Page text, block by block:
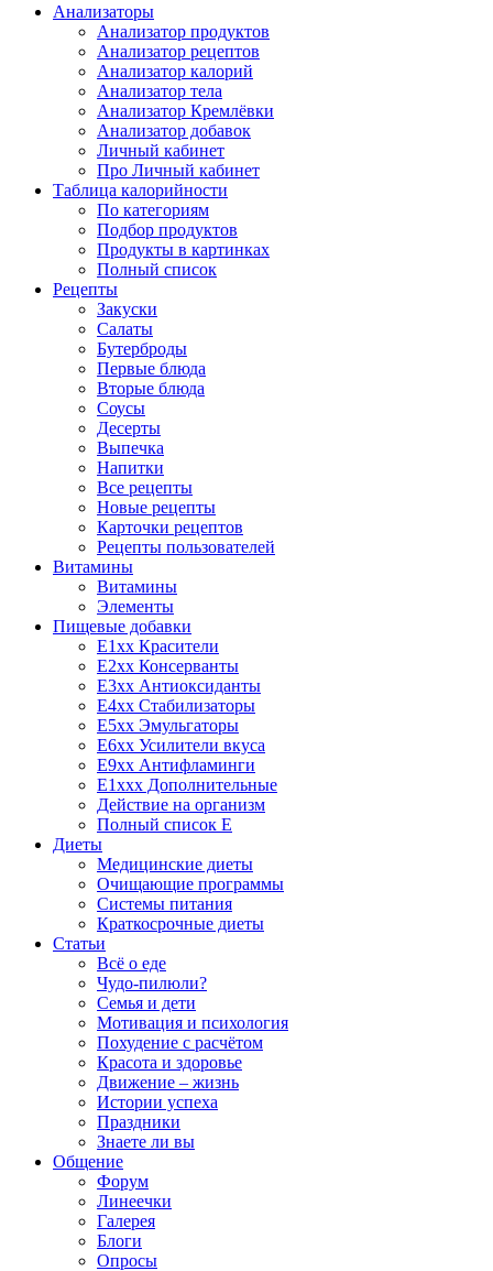
Анализаторы
Анализатор продуктов
Анализатор рецептов
Анализатор калорий
Анализатор тела
Анализатор Кремлёвки
Анализатор добавок
Личный кабинет
Про Личный кабинет
Таблица калорийности
По категориям
Подбор продуктов
Продукты в картинках
Полный список
Рецепты
Закуски
Салаты
Бутерброды
Первые блюда
Вторые блюда
Соусы
Десерты
Выпечка
Напитки
Все рецепты
Новые рецепты
Карточки рецептов
Рецепты пользователей
Витамины
Витамины
Элементы
Пищевые добавки
E1xx Красители
E2xx Консерванты
E3xx Антиоксиданты
E4xx Стабилизаторы
E5xx Эмульгаторы
E6xx Усилители вкуса
E9xx Антифламинги
E1xxx Дополнительные
Действие на организм
Полный список E
Диеты
Медицинские диеты
Очищающие программы
Системы питания
Краткосрочные диеты
Статьи
Всё о еде
Чудо-пилюли?
Семья и дети
Мотивация и психология
Похудение с расчётом
Красота и здоровье
Движение – жизнь
Истории успеха
Праздники
Знаете ли вы
Общение
Форум
Линеечки
Галерея
Блоги
Опросы